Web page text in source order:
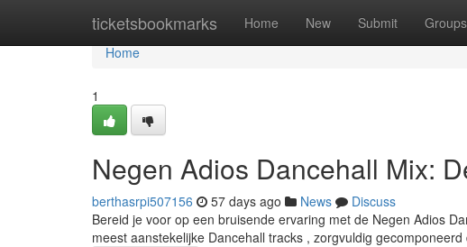
ticketsbookmarks Home New Submit Groups
Home
Home
1
Negen Adios Dancehall Mix:
berthasrpi507156 57 days ago News
Discuss
Bereid je voor op een bruisende ervaring met de Negen Adios
meest aanstekelijke Dancehall tracks , zorgvuldig gecomponeerd